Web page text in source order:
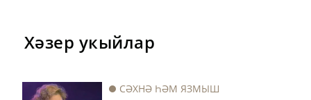
Хәзер укыйлар
СӘХНӘ ҺӘМ ЯЗМЫШ